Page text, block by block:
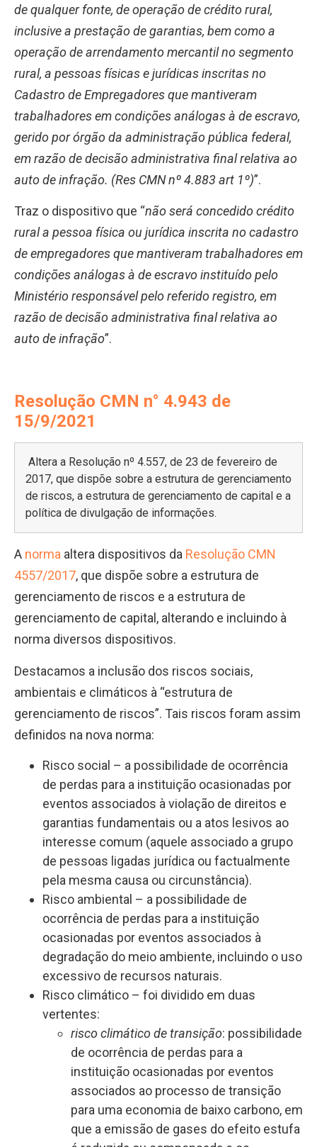
de qualquer fonte, de operação de crédito rural,
inclusive a prestação de garantias, bem como a
operação de arrendamento mercantil no segmento
rural, a pessoas físicas e jurídicas inscritas no
Cadastro de Empregadores que mantiveram
trabalhadores em condições análogas à de escravo,
gerido por órgão da administração pública federal,
em razão de decisão administrativa final relativa ao
auto de infração. (Res CMN nº 4.883 art 1º)”.
Traz o dispositivo que “não será concedido crédito
rural a pessoa física ou jurídica inscrita no cadastro
de empregadores que mantiveram trabalhadores em
condições análogas à de escravo instituído pelo
Ministério responsável pelo referido registro, em
razão de decisão administrativa final relativa ao
auto de infração”.
Resolução CMN n° 4.943 de
15/9/2021
Altera a Resolução nº 4.557, de 23 de fevereiro de
2017, que dispõe sobre a estrutura de gerenciamento
de riscos, a estrutura de gerenciamento de capital e a
política de divulgação de informações.
A norma altera dispositivos da Resolução CMN
4557/2017, que dispõe sobre a estrutura de
gerenciamento de riscos e a estrutura de
gerenciamento de capital, alterando e incluindo à
norma diversos dispositivos.
Destacamos a inclusão dos riscos sociais,
ambientais e climáticos à “estrutura de
gerenciamento de riscos”. Tais riscos foram assim
definidos na nova norma:
Risco social – a possibilidade de ocorrência
de perdas para a instituição ocasionadas por
eventos associados à violação de direitos e
garantias fundamentais ou a atos lesivos ao
interesse comum (aquele associado a grupo
de pessoas ligadas jurídica ou factualmente
pela mesma causa ou circunstância).
Risco ambiental – a possibilidade de
ocorrência de perdas para a instituição
ocasionadas por eventos associados à
degradação do meio ambiente, incluindo o uso
excessivo de recursos naturais.
Risco climático – foi dividido em duas
vertentes:
risco climático de transição: possibilidade
de ocorrência de perdas para a
instituição ocasionadas por eventos
associados ao processo de transição
para uma economia de baixo carbono, em
que a emissão de gases do efeito estufa